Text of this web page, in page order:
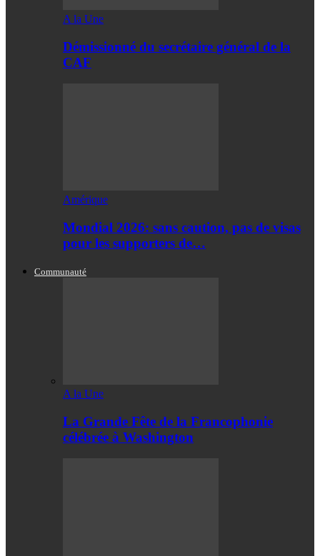
A la Une
Démissionné du secrétaire général de la
CAF
Amérique
Mondial 2026: sans caution, pas de visas
pour les supporters de…
Communauté
A la Une
La Grande Fête de la Francophonie
célébrée à Washington